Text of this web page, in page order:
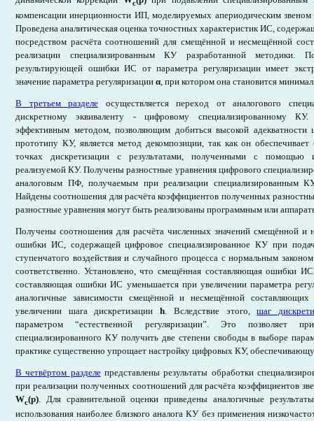
c
компенсации инерционности ИП, моделируемых апериодическим звеном
Проведена аналитическая оценка точностных характеристик ИС,
посредством расчёта соотношений для смещённой и несмещённой
реализации специализированным КУ разработанной методики.
результирующей ошибки ИС от параметра регуляризации имеет
значение параметра регуляризации α , при котором она становится
В третьем разделе осуществляется переход от аналогового
дискретному эквиваленту - цифровому специализированному
эффективным методом, позволяющим добиться высокой адекватности
прототипу КУ, является метод декомпозиции, так как он
точках дискретизации с результатами, полученными с помощью
реализуемой КУ. Получены разностные уравнения цифрового
аналоговым ПФ, получаемым при реализации специализированным
Найдены соотношения для расчёта коэффициентов полученных
разностные уравнения могут быть реализованы программным или
Получены соотношения для расчёта численных значений смещённой и
ошибки ИС, содержащей цифровое специализированное КУ при
ступенчатого воздействия и случайного процесса с нормальным
соответственно. Установлено, что смещённая составляющая ошибки
составляющая ошибки ИС уменьшается при увеличении параметра
аналогичные зависимости смещённой и несмещённой
увеличении шага дискретизацииh . Вследствие этого,шаг
параметром “естественной регуляризации”. Это позволяет
специализированного КУ получить две степени свободы в выборе
практике существенно упрощает настройку цифровых КУ,
В четвёртом разделепредставлены результаты обработки
при реализации полученных соотношений для расчёта коэффициентов
Wc(p) . Для сравнительной оценки приведены аналогичные
использования наиболее близкого аналога КУ без применения